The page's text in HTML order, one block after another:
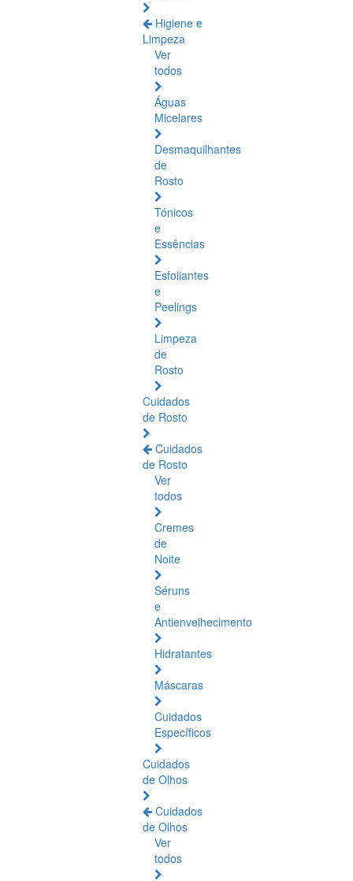
Higiene e
Limpeza
Ver
todos
Águas
Micelares
Desmaquilhantes
de
Rosto
Tónicos
e
Essências
Esfoliantes
e
Peelings
Limpeza
de
Rosto
Cuidados
de Rosto
Cuidados
de Rosto
Ver
todos
Cremes
de
Noite
Séruns
e
Antienvelhecimento
Hidratantes
Máscaras
Cuidados
Específicos
Cuidados
de Olhos
Cuidados
de Olhos
Ver
todos